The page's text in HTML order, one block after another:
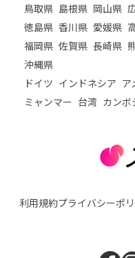
鳥取県 島根県 岡山県
徳島県 香川県 愛媛県
福岡県 佐賀県 長崎県
沖縄県
ドイツ インドネシア ア
ミャンマー 台湾 カンボ
利用規約プライバシーポ